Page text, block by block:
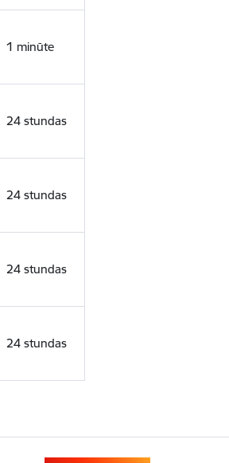
1 minūte
24 stundas
24 stundas
24 stundas
24 stundas